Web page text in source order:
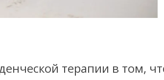
терапии в том,